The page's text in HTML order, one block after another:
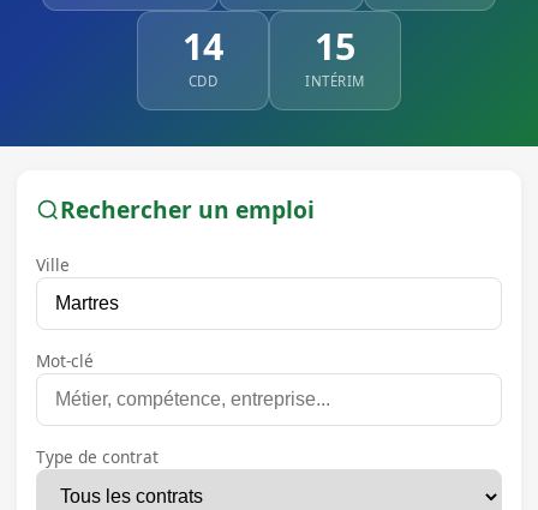
14
CDD
15
INTÉRIM
Rechercher un emploi
Ville
Mot-clé
Type de contrat